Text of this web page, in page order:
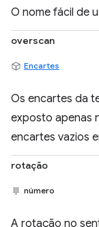
O nome fácil de
overscan
Encartes
Os encartes da
exposto apenas
encartes vazios
rotação
número
A rotação no